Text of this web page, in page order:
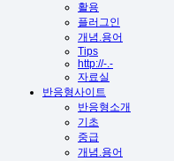
활용
플러그인
개념.용어
Tips
http://-.-
자료실
반응형사이트
반응형소개
기초
중급
개념.용어